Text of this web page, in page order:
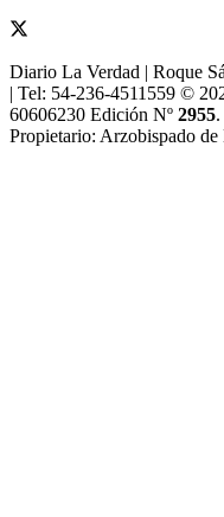
Diario La Verdad | Roque
| Tel: 54-236-4511559 ©
60606230 Edición Nº 2955
Propietario:​ Arzobispado